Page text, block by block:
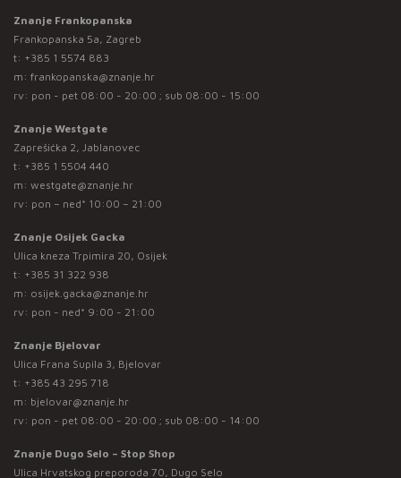
Znanje Frankopanska
Frankopanska 5a, Zagreb
t: +385 1 5574 883
m: frankopanska@znanje.hr
rv: pon - pet 08:00 - 20:00 ; sub 08:00 - 15:00
Znanje Westgate
Zaprešićka 2, Jablanovec
t: +385 1 5504 440
m: westgate@znanje.hr
rv: pon – ned* 10:00 – 21:00
Znanje Osijek Gacka
Ulica kneza Trpimira 20, Osijek
t: +385 31 322 938
m: osijek.gacka@znanje.hr
rv: pon - ned* 9:00 - 21:00
Znanje Bjelovar
Ulica Frana Supila 3, Bjelovar
t: +385 43 295 718
m: bjelovar@znanje.hr
rv: pon - pet 08:00 - 20:00 ; sub 08:00 - 14:00
Znanje Dugo Selo – Stop Shop
Ulica Hrvatskog preporoda 70, Dugo Selo